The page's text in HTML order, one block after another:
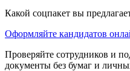
Какой соцпакет вы
Оформляйте кандидатов
Проверяйте сотрудников и
документы без бумаг и